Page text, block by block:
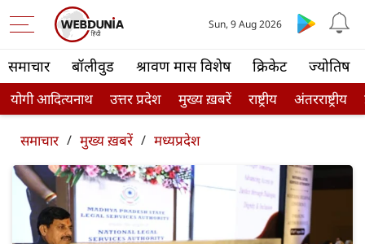
समाचार बॉलीवुड श्रावण मास विशेष क्रिकेट ज्योतिष
योगी आदित्यनाथ उत्तर प्रदेश मुख्य ख़बरें राष्ट्रीय अंतरराष्ट्रीय
Sun, 9 Aug 2026
समाचार / मुख्य ख़बरें / मध्यप्रदेश